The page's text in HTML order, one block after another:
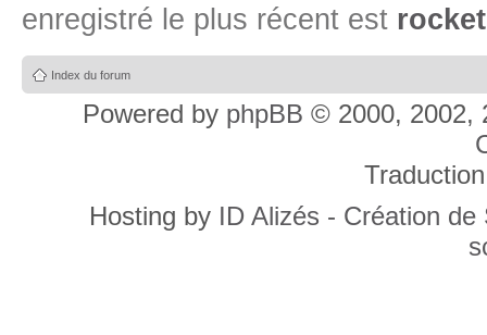
enregistré le plus récent est
Index du forum
Powered by phpBB © 2000, 2002,
Hosting by ID Alizés - Création